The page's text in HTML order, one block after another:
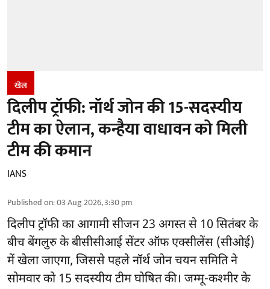
खेल
दिलीप ट्रॉफी: नॉर्थ जोन की 15-सदस्यीय
टीम का ऐलान, कन्हैया वाधावन को मिली
टीम की कमान
IANS
Published on:03 Aug 2026, 3:30 pm
दिलीप ट्रॉफी का आगामी सीजन 23 अगस्त से 10 सितंबर के
बीच बेंगलुरु केबीसीसीआईसेंटर ऑफ एक्सीलेंस (सीओई)
में खेला जाएगा, जिससे पहले नॉर्थ जोन चयन समिति ने
सोमवार को 15 सदस्यीय टीम घोषित की। जम्मू-कश्मीर के